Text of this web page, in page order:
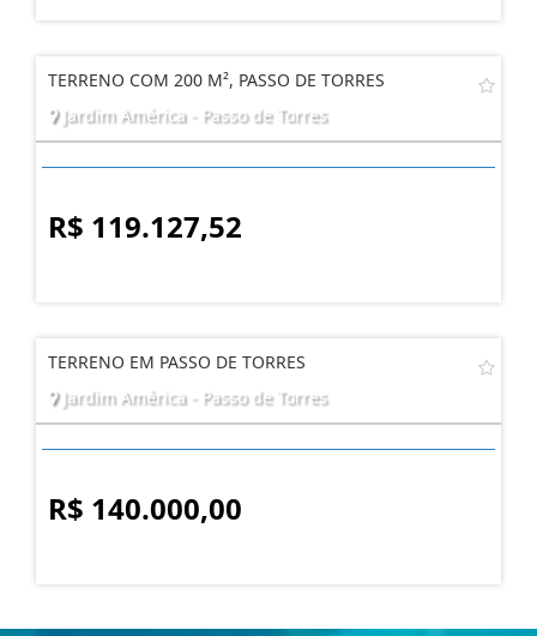
TERRENO COM 200 M², PASSO DE TORRES
Jardim América - Passo de Torres
R$ 119.127,52
TERRENO EM PASSO DE TORRES
Jardim América - Passo de Torres
R$ 140.000,00